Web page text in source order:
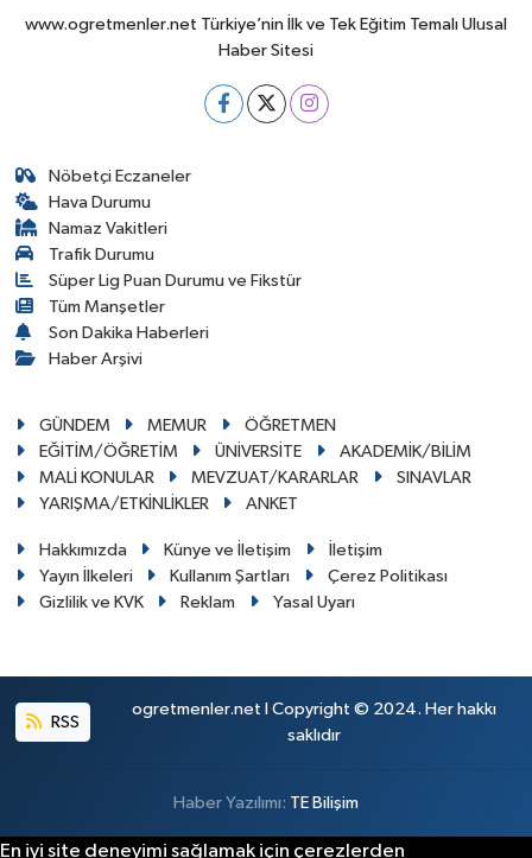
www.ogretmenler.net Türkiye’nin İlk ve Tek Eğitim Temalı Ulusal
Haber Sitesi
Nöbetçi Eczaneler
Hava Durumu
Namaz Vakitleri
Trafik Durumu
Süper Lig Puan Durumu ve Fikstür
Tüm Manşetler
Son Dakika Haberleri
Haber Arşivi
GÜNDEM MEMUR
ÖĞRETMEN
EĞİTİM/ÖĞRETİM
ÜNİVERSİTE
AKADEMİK/BİLİM
MALİ KONULAR
MEVZUAT/KARARLAR
SINAVLAR
YARIŞMA/ETKİNLİKLER
ANKET
Hakkımızda Künye ve İletişim
İletişim
Yayın İlkeleri
Kullanım Şartları
Çerez Politikası
Gizlilik ve KVK
Reklam Yasal Uyarı
RSS
ogretmenler.net I Copyright © 2024. Her hakkı
saklıdır
Haber Yazılımı: TE Bilişim
En iyi site deneyimi sağlamak için çerezlerden